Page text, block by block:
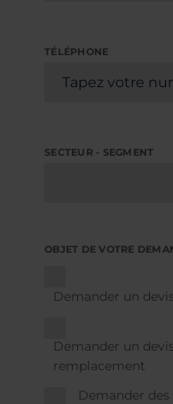
TÉLÉPHONE
SECTEUR - SEGMENT
OBJET DE VOTRE
Demander un
Demander un
remplacement
Demander